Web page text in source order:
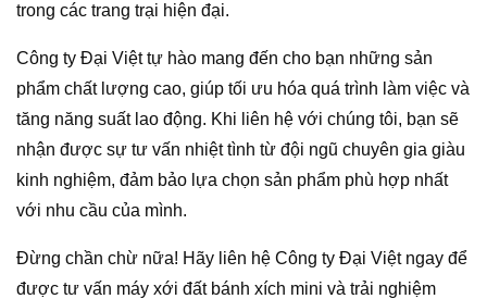
trong các trang trại hiện đại.
Công ty Đại Việt tự hào mang đến cho bạn những sản
phẩm chất lượng cao, giúp tối ưu hóa quá trình làm việc và
tăng năng suất lao động. Khi liên hệ với chúng tôi, bạn sẽ
nhận được sự tư vấn nhiệt tình từ đội ngũ chuyên gia giàu
kinh nghiệm, đảm bảo lựa chọn sản phẩm phù hợp nhất
với nhu cầu của mình.
Đừng chần chừ nữa! Hãy liên hệ Công ty Đại Việt ngay để
được tư vấn máy xới đất bánh xích mini và trải nghiệm